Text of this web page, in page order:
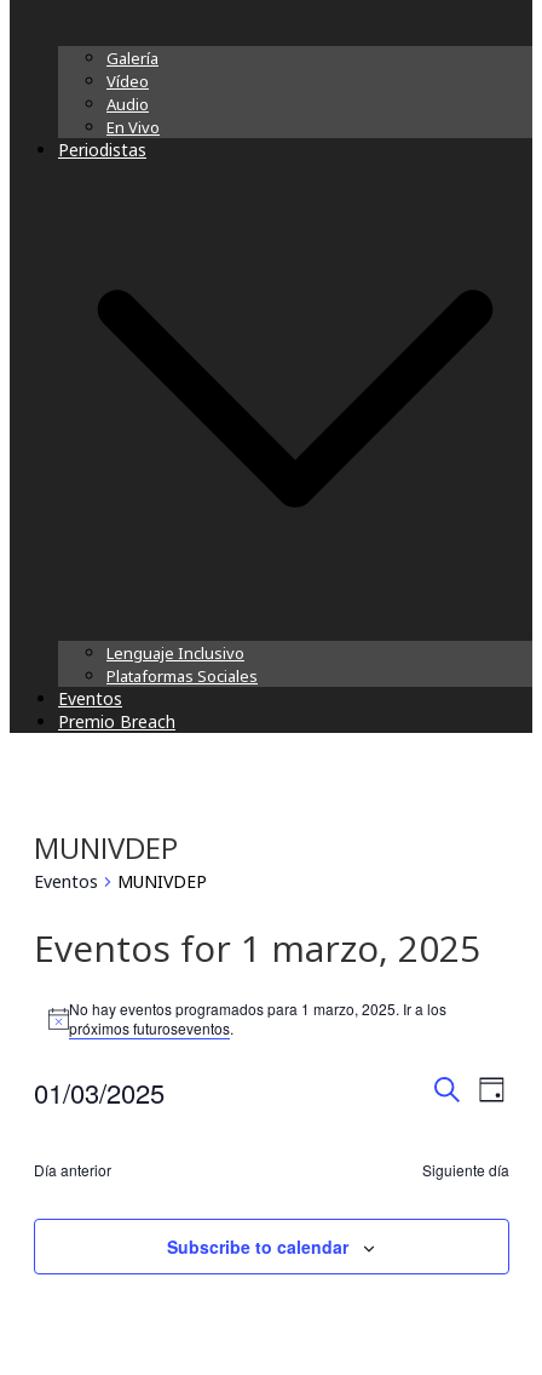
Galería
Vídeo
Audio
En Vivo
Periodistas
Lenguaje Inclusivo
Plataformas Sociales
Eventos
Premio Breach
MUNIVDEP
Eventos MUNIVDEP
Eventos for 1 marzo, 2025
Notice
No hay eventos programados para 1 marzo, 2025. Ir a los
próximos futuroseventos.
de
Día
01/03/2025
Día anterior Siguiente día
Subscribe to calendar